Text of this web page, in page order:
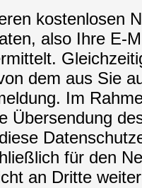
kostenlosen
also Ihre E-
dem aus Sie
Im
Übersendung
für den
an Dritte